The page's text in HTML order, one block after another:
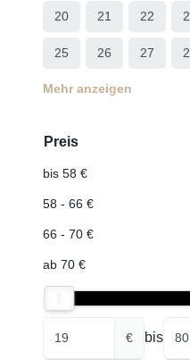
20 21 22
25 26 27
Mehr anzeigen
Preis
bis 58 €
58 - 66 €
66 - 70 €
ab 70 €
€ bis